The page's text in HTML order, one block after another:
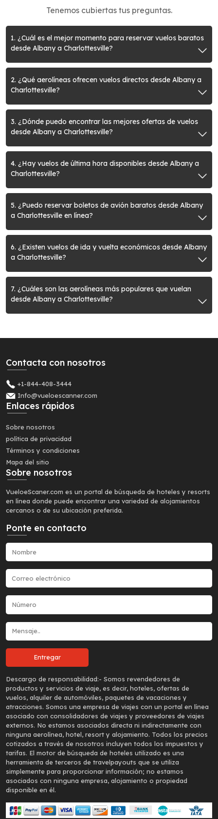
Tenemos cubiertas tus preguntas.
1. ¿Cuál es el mejor momento para reservar vuelos baratos
desde Albany a Charlottesville?
2. ¿Qué aerolíneas ofrecen vuelos directos desde Albany a
Charlottesville?
3. ¿Dónde puedo encontrar las mejores ofertas de vuelos
desde Albany a Charlottesville?
4. ¿Hay vuelos de última hora disponibles desde Albany a
Charlottesville?
5. ¿Puedo reservar boletos de avión baratos desde Albany
a Charlottesville en línea?
6. ¿Existen vuelos de ida y vuelta económicos desde Albany
a Charlottesville?
7. ¿Cuáles son las aerolíneas más populares que vuelan
desde Albany a Charlottesville?
Contacta con nosotros
+1-844-408-3444
Info@vueloescanner.com
Enlaces rápidos
Sobre nosotros
política de privacidad
Términos y condiciones
Mapa del sitio
Sobre nosotros
VueloeScaner.com es un portal de búsqueda de hoteles y resorts
en línea donde puede encontrar una variedad de alojamientos
cercanos o de su ubicación preferida.
Ponte en contacto
Descargo de responsabilidad:- Somos revendedores de
productos y servicios de viaje, es decir, hoteles, ofertas de
vuelos, alquiler de automóviles, paquetes de vacaciones y
atracciones. Somos una empresa de viajes con un portal en línea
asociado con consolidadores de viajes y proveedores de viajes
externos. No estamos asociados directa ni indirectamente con
ninguna aerolínea, hotel, resort y alojamiento. Todos los precios
cotizados a través de nosotros incluyen todos los impuestos y
tarifas. El motor de búsqueda de hoteles utilizado es una
herramienta de terceros de travelpayouts que se utiliza
simplemente para proporcionar información; no estamos
asociados con ninguna empresa, alojamiento o propiedad
disponible en él.